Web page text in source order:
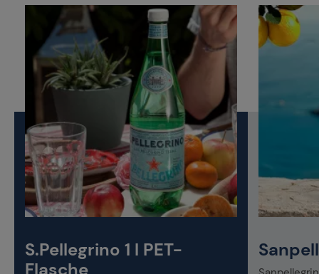
S.Pellegrino 1 l PET-
Flasche